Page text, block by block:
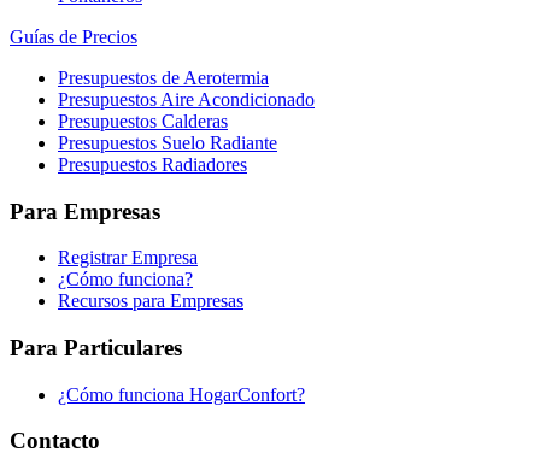
Guías de Precios
Presupuestos de Aerotermia
Presupuestos Aire Acondicionado
Presupuestos Calderas
Presupuestos Suelo Radiante
Presupuestos Radiadores
Para Empresas
Registrar Empresa
¿Cómo funciona?
Recursos para Empresas
Para Particulares
¿Cómo funciona HogarConfort?
Contacto